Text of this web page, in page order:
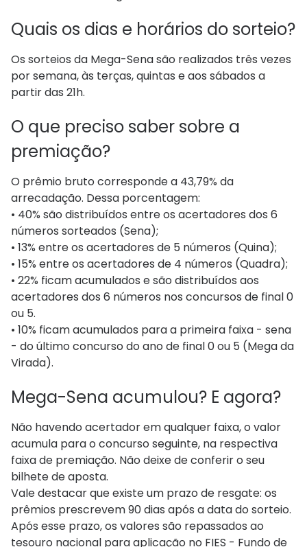
Quais os dias e horários do sorteio?
Os sorteios da Mega-Sena são realizados três vezes
por semana, às terças, quintas e aos sábados a
partir das 21h.
O que preciso saber sobre a
premiação?
O prêmio bruto corresponde a 43,79% da
arrecadação. Dessa porcentagem:
• 40% são distribuídos entre os acertadores dos 6
números sorteados (Sena);
• 13% entre os acertadores de 5 números (Quina);
• 15% entre os acertadores de 4 números (Quadra);
• 22% ficam acumulados e são distribuídos aos
acertadores dos 6 números nos concursos de final 0
ou 5.
• 10% ficam acumulados para a primeira faixa - sena
- do último concurso do ano de final 0 ou 5 (Mega da
Virada).
Mega-Sena acumulou? E agora?
Não havendo acertador em qualquer faixa, o valor
acumula para o concurso seguinte, na respectiva
faixa de premiação. Não deixe de conferir o seu
bilhete de aposta.
Vale destacar que existe um prazo de resgate: os
prêmios prescrevem 90 dias após a data do sorteio.
Após esse prazo, os valores são repassados ao
tesouro nacional para aplicação no FIES - Fundo de